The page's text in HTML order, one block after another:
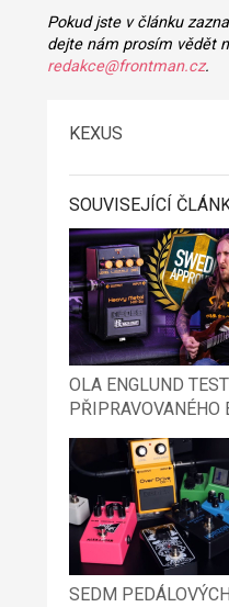
Pokud jste v článku
dejte nám prosím vědět
redakce@frontman.cz.
KEXUS
SOUVISEJÍCÍ
OLA ENGLUND
SEDM